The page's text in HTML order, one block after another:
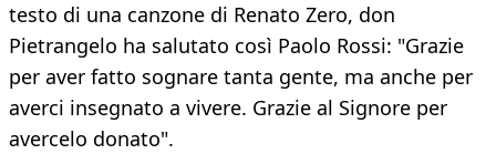
testo di una canzone di Renato Zero, don
Pietrangelo ha salutato così Paolo Rossi: "Grazie
per aver fatto sognare tanta gente, ma anche per
averci insegnato a vivere. Grazie al Signore per
avercelo donato".